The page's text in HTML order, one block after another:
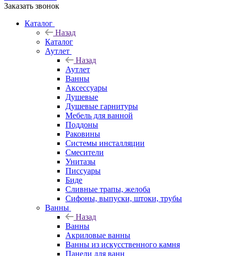
Заказать звонок
Каталог
Назад
Каталог
Аутлет
Назад
Аутлет
Ванны
Аксессуары
Душевые
Душевые гарнитуры
Мебель для ванной
Поддоны
Раковины
Системы инсталляции
Смесители
Унитазы
Писсуары
Биде
Сливные трапы, желоба
Сифоны, выпуски, штоки, трубы
Ванны
Назад
Ванны
Акриловые ванны
Ванны из искусственного камня
Панели для ванн